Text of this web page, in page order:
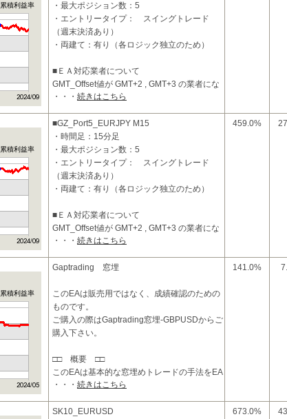
累積利益率
・最大ポジション数：5
・エントリータイプ： スイングトレード
（週末決済あり）
・両建て：有り（各ロジック独立のため）
■ＥＡ対応業者について
GMT_Offset値が GMT+2 , GMT+3 の業者にな
ります。
■投資コンセプトおよび特
・・・ 続きはこちら
累積利益率
■GZ_Port5_EURJPY M15
・時間足：15分足
・最大ポジション数：5
・エントリータイプ： スイングトレード
（週末決済あり）
・両建て：有り（各ロジック独立のため）
■ＥＡ対応業者について
GMT_Offset値が GMT+2 , GMT+3 の業者にな
ります。
■投資コンセプトおよび特
・・・ 続きはこちら
459.0%
累積利益率
Gaptrading 窓埋
このEAは販売用ではなく、成績確認のための
ものです。
ご購入の際はGaptrading窓埋-GBPUSDからご
購入下さい。
□□ 概要 □□
このEAは基本的な窓埋めトレードの手法をEA
化し、
利確条件、損切条件を設定した
・・・ 続きはこちら
141.0%
SK10_EURUSD
673.0%